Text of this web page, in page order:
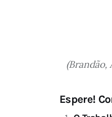
(Brandão,
Espere!